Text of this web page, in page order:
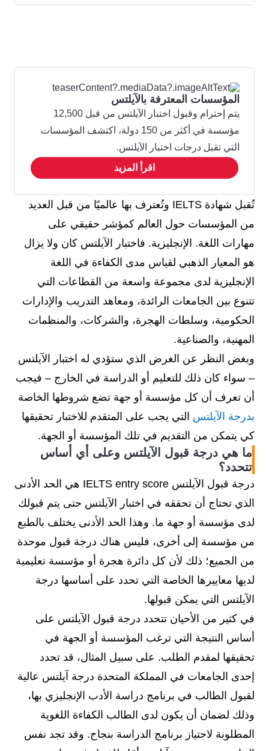
المؤسسات المعترفة بالآيلتس
يتم إحترام وقبول اختبار الآيلتس من قبل 12,500
مؤسسة في أكثر من 150 دولة، اكتشف المؤسسات
التي تقبل درجات اختبار الآيلتس.
اقرأ المزيد
تُقبل شهادة IELTS وتُعترف بها عالميًا من قبل العديد
من المؤسسات حول العالم كمؤشر حقيقي على
مهارات اللغة. الإنجليزية. فاختبار الآيلتس كان ولا يزال
هو المعيار الذهبي لقياس مدى الكفاءة في اللغة
الإنجليزية لدى مجموعة واسعة من القطاعات التي
تتنوع بين الجامعات الرائدة، ومعاهد التدريب والإدارات
الحكومية، وسلطات الهجرة، والشركات، والمنظمات
المهنية، والصناعية.
وبغض النظر عن الغرض الذي ستؤدي له اختبار الآيلتس
– سواء كان ذلك للتعليم أو الدراسة في الخارج – فيجب
أن تعرف أن كل مؤسسة أو جهة تضع شروطها الخاصة
بدرجة الآيلتس التي يجب على المتقدم للاختبار تحقيقها
كي يتمكن من التقديم في تلك المؤسسة أو الجهة.
ما هي درجة قبول الآيلتس وعلى أي أساس
تتحدد؟
درجة قبول الآيلتس IELTS entry score هي الحد الأدنى
الذي تحتاج أن تحققه في اختبار الآيلتس حتى يتم قبولك
لدى مؤسسة أو جهة ما. وهذا الحد الأدنى يختلف بالطبع
من مؤسسة إلى أخرى، فليس هناك درجة قبول موحدة
من الجميع؛ ذلك لأن كل دائرة هجرة أو مؤسسة تعليمية
لديها معاييرها الخاصة التي تحدد على أساسها درجة
الآيلتس التي يمكن قبولها.
في كثير من الأحيان تتحدد درجة قبول الآيلتس على
أساس النتيجة التي ترغب المؤسسة أو الجهة في
تحقيقها لمقدم الطلب. على سبيل المثال، قد تحدد
إحدى الجامعات في المملكة المتحدة درجة آيلتس عالية
لقبول الطالب في برنامج دراسة الأدب الإنجليزي بها،
وذلك لضمان أن يكون لدى الطالب الكفاءة اللغوية
المطلوبة لاجتياز برنامج الدراسة بنجاح. وقد تجد نفس